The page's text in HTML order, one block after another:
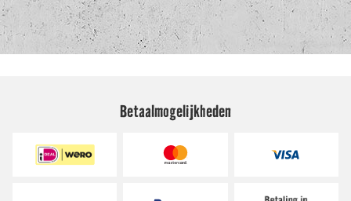
Betaalmogelijkheden